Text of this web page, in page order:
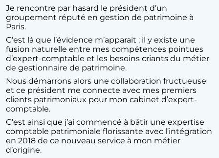
Je rencontre par hasard le président d’un
groupement réputé en gestion de patrimoine à
Paris.
C’est là que l’évidence m’apparait : il y existe une
fusion naturelle entre mes compétences pointues
d’expert-comptable et les besoins criants du métier
de gestionnaire de patrimoine.
Nous démarrons alors une collaboration fructueuse
et ce président me connecte avec mes premiers
clients patrimoniaux pour mon cabinet d’expert-
comptable.
C’est ainsi que j’ai commencé à bâtir une expertise
comptable patrimoniale florissante avec l’intégration
en 2018 de ce nouveau service à mon métier
d’origine.